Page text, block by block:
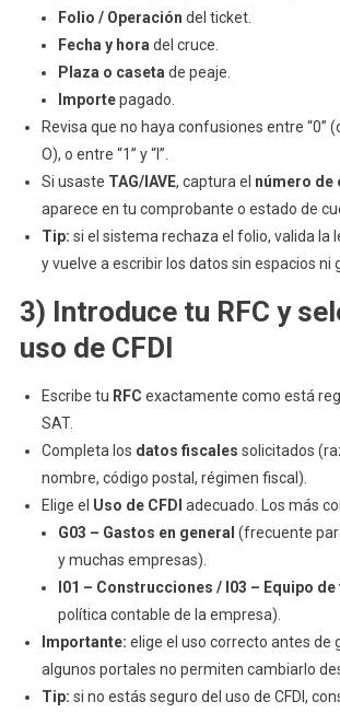
Folio / Operación del ticket.
Fecha y hora del cruce.
Plaza o caseta de peaje.
Importepagado.
Revisa que no haya confusiones entre “0”
O), o entre “1” y “I”.
Si usaste TAG/IAVE, captura el número de
aparece en tu comprobante o estado de
Tip: si el sistema rechaza el folio, valida la
y vuelve a escribir los datos sin espacios ni
3) Introduce tu RFC y
uso de CFDI
Escribe tu RFC exactamente como está
SAT.
Completa los datos fiscales solicitados
nombre, código postal, régimen fiscal).
Elige el Uso de CFDI adecuado. Los más
G03 – Gastos en general (frecuente
y muchas empresas).
I01 – Construcciones / I03 – Equipo
política contable de la empresa).
Importante: elige el uso correcto antes de
algunos portales no permiten cambiarlo
Tip: si no estás seguro del uso de CFDI,